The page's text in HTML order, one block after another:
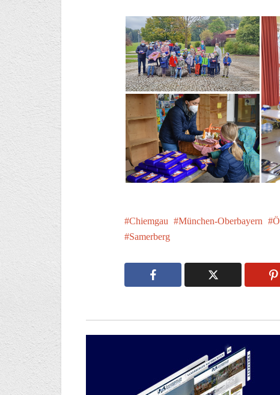
Chiemgau München-Oberbayern
Samerberg